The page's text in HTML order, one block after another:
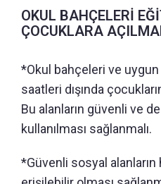
OKUL BAHÇELERİ
ÇOCUKLARA
*Okul bahçeleri ve
saatleri dışında
Bu alanların güvenli ve
kullanılması sağlanmalı.
*Güvenli sosyal alanların